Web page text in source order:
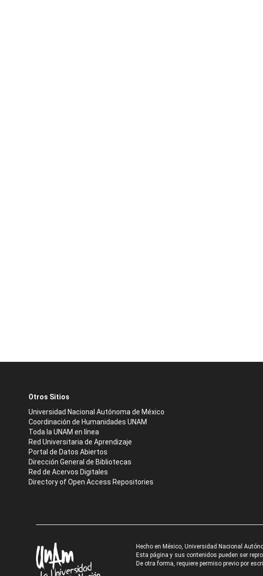
Otros Sitios
Universidad Nacional Autónoma de México
Coordinación de Humanidades UNAM
Toda la UNAM en línea
Red Universitaria de Aprendizaje
Portal de Datos Abiertos
Dirección General de Bibliotecas
Red de Acervos Digitales
Directory of Open Access Repositories
Hecho en México, Universidad Nacional
Esta página y sus contenidos pueden ser
De otra forma, requiere permiso previo por